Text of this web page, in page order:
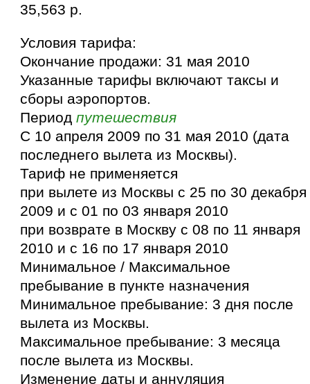
35,563 р.
Условия тарифа:
Окончание продажи: 31 мая 2010
Указанные тарифы включают таксы и
сборы аэропортов.
Периодпутешествия
С 10 апреля 2009 по 31 мая 2010 (дата
последнего вылета из Москвы).
Тариф не применяется
при вылете из Москвы с 25 по 30 декабря
2009 и с 01 по 03 января 2010
при возврате в Москву с 08 по 11 января
2010 и с 16 по 17 января 2010
Минимальное / Максимальное
пребывание в пункте назначения
Минимальное пребывание: 3 дня после
вылета из Москвы.
Максимальное пребывание: 3 месяца
после вылета из Москвы.
Изменение даты и аннуляция